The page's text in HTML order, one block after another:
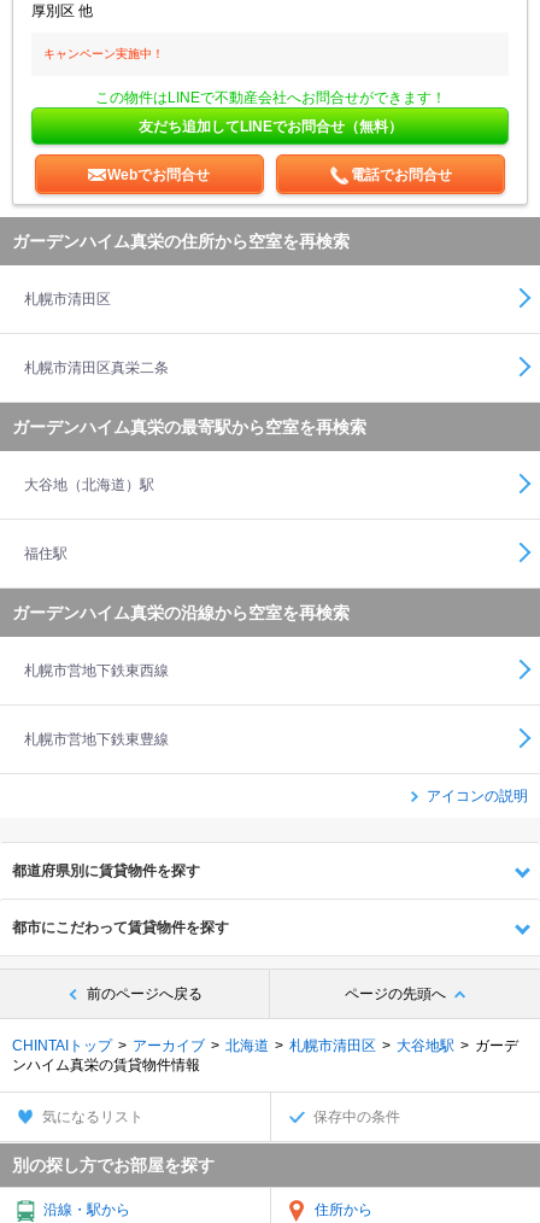
厚別区 他
キャンペーン実施中！
この物件はLINEで不動産会社へお問合せができます！
友だち追加してLINEでお問合せ（無料）
Webでお問合せ 電話でお問合せ
ガーデンハイム真栄の住所から空室を再検索
札幌市清田区
札幌市清田区真栄二条
ガーデンハイム真栄の最寄駅から空室を再検索
大谷地（北海道）駅
福住駅
ガーデンハイム真栄の沿線から空室を再検索
札幌市営地下鉄東西線
札幌市営地下鉄東豊線
アイコンの説明
都道府県別に賃貸物件を探す
都市にこだわって賃貸物件を探す
前のページへ戻る ページの先頭へ
CHINTAIトップ アーカイブ 北海道 札幌市清田区 大谷地駅
ガーデ
ンハイム真栄の賃貸物件情報
気になるリスト 保存中の条件
別の探し方でお部屋を探す
沿線・駅から 住所から